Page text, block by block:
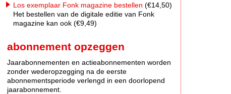
Los exemplaar Fonk magazine bestellen (€14,50)
Het bestellen van de digitale editie van Fonk
magazine kan ook (€9,49)
abonnement opzeggen
Jaarabonnementen en actieabonnementen worden
zonder wederopzegging na de eerste
abonnementsperiode verlengd in een doorlopend
jaarabonnement.